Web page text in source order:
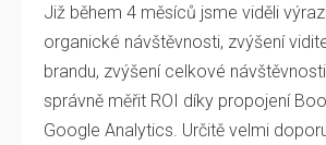
Již během 4 měsíců jsme viděli
organické návštěvnosti, zvýšení
brandu, zvýšení celkové
správně měřit ROI díky propojení
Google Analytics. Určitě velmi